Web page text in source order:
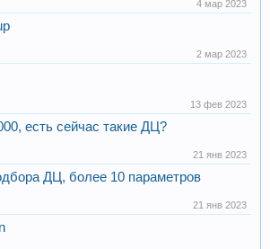
4 мар 2023
2 мар 2023
13 фев 2023
есть сейчас такие ДЦ?
21 янв 2023
ДЦ, более 10 параметров
21 янв 2023